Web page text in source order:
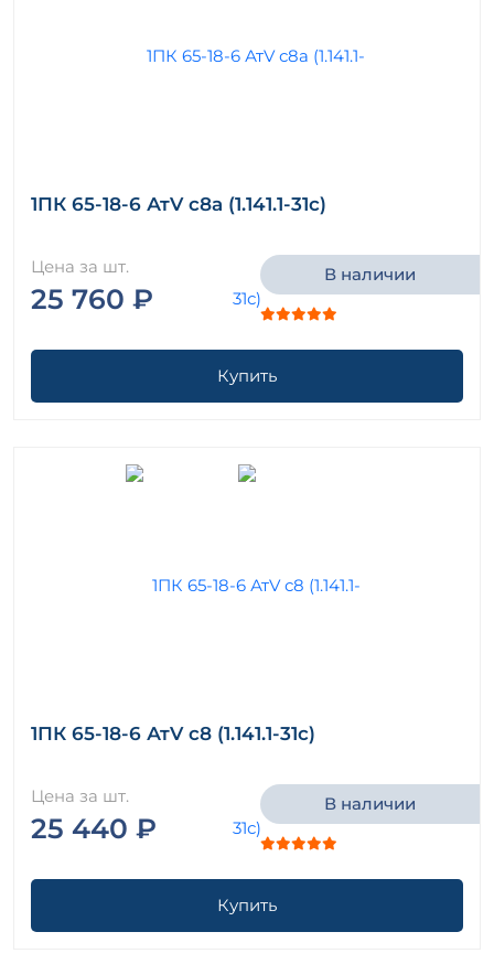
1ПК 65-18-6 АтV с8а (1.141.1-31с)
Цена за шт.
25 760 ₽
В наличии
Купить
1ПК 65-18-6 АтV с8 (1.141.1-31с)
Цена за шт.
25 440 ₽
В наличии
Купить